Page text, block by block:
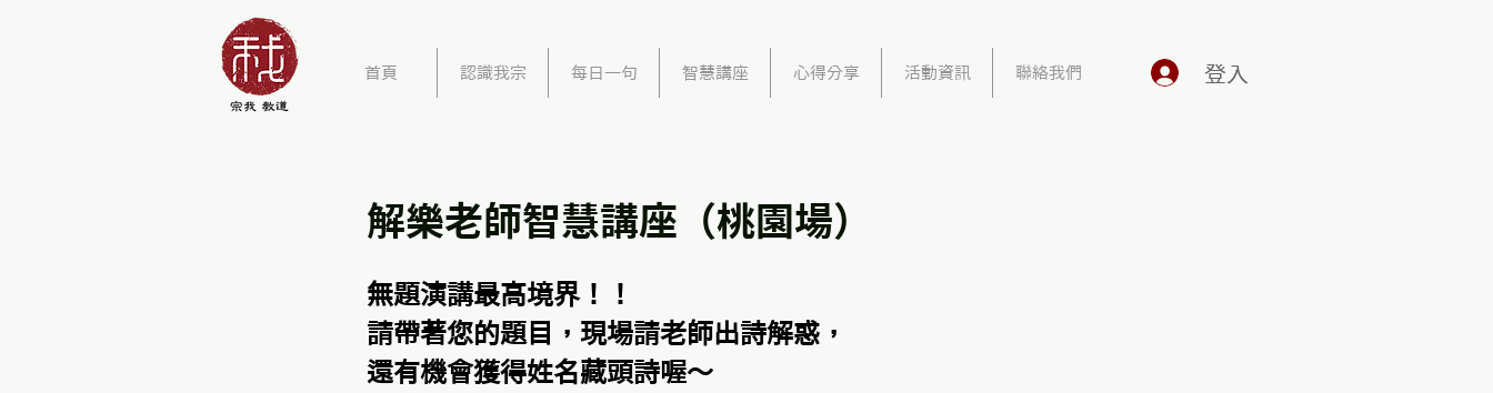
首頁 認識我宗 每日一句 智慧講座 心得分享 活動資訊 聯絡我們 登入
解樂老師智慧講座（桃園場）
無題演講最高境界！！
請帶著您的題目，現場請老師出詩解惑，
還有機會獲得姓名藏頭詩喔～